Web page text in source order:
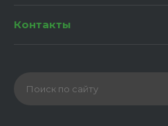
Контакты